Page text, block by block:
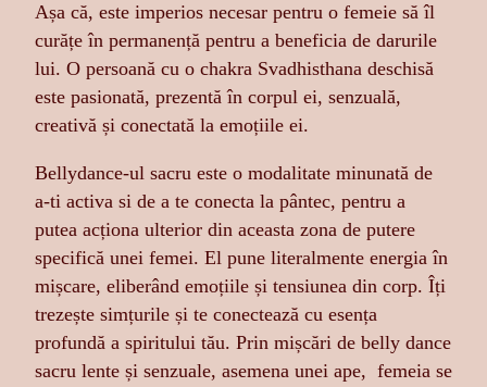
Așa că, este imperios necesar pentru o femeie să îl
curățe în permanență pentru a beneficia de darurile
lui. O persoană cu o chakra Svadhisthana deschisă
este pasionată, prezentă în corpul ei, senzuală,
creativă și conectată la emoțiile ei.
Bellydance-ul sacru este o modalitate minunată de
a-ti activa si de a te conecta la pântec, pentru a
putea acționa ulterior din aceasta zona de putere
specifică unei femei. El pune literalmente energia în
mișcare, eliberând emoțiile și tensiunea din corp. Îți
trezește simțurile și te conectează cu esența
profundă a spiritului tău. Prin mișcări de belly dance
sacru lente și senzuale, asemena unei ape, femeia se